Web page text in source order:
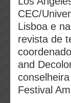
CEC/
Lisboa e
revista de
and
Festival